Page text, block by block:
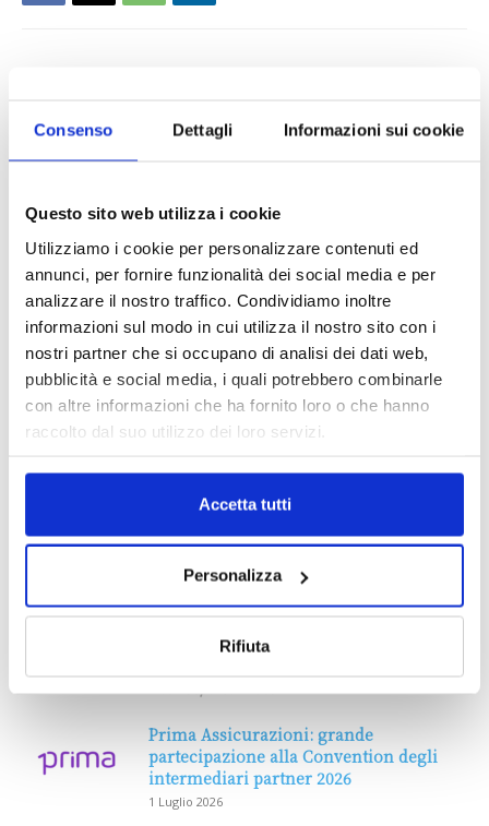
Consenso Dettagli Informazioni sui cookie
Questo sito web utilizza i cookie
Utilizziamo i cookie per personalizzare contenuti ed
annunci, per fornire funzionalità dei social media e per
analizzare il nostro traffico. Condividiamo inoltre
informazioni sul modo in cui utilizza il nostro sito con i
nostri partner che si occupano di analisi dei dati web,
pubblicità e social media, i quali potrebbero combinarle
con altre informazioni che ha fornito loro o che hanno
raccolto dal suo utilizzo dei loro servizi.
Accetta tutti
Personalizza
Rifiuta
Prima Assicurazioni: grande
partecipazione alla Convention degli
intermediari partner 2026
1 Luglio 2026